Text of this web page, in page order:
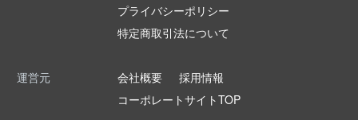
プライバシーポリシー
特定商取引法について
運営元 会社概要
採用情報
コーポレートサイトTOP